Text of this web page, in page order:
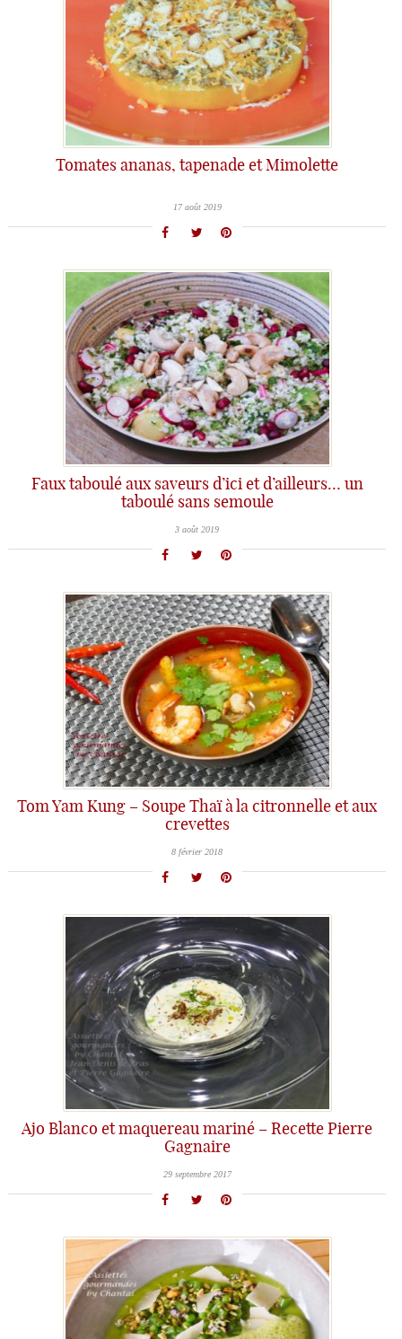
Tomates ananas, tapenade et Mimolette
17 août 2019
Faux taboulé aux saveurs d’ici et d’ailleurs… un
taboulé sans semoule
3 août 2019
Tom Yam Kung – Soupe Thaï à la citronnelle et aux
crevettes
8 février 2018
Ajo Blanco et maquereau mariné – Recette Pierre
Gagnaire
29 septembre 2017